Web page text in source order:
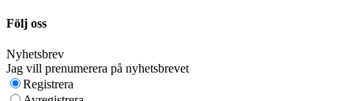
Följ oss
Nyhetsbrev
Jag vill prenumerera på nyhetsbrevet
Registrera